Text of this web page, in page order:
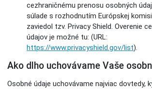
cezhraničnému prenosu osobných
súlade s rozhodnutím Európskej
zaviedol tzv. Privacy Shield. Overenie
údajov je možné tu: (URL:
https://www.privacyshield.gov/list).
Ako dlho uchovávame Vaše
Osobné údaje uchovávame najviac dovtedy,